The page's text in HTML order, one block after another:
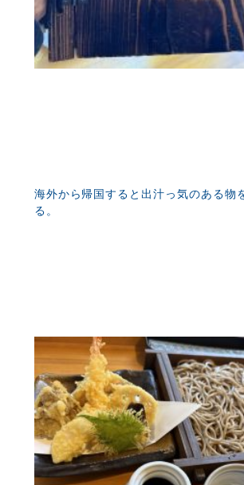
海外から帰国すると出汁っ気のある物
る。